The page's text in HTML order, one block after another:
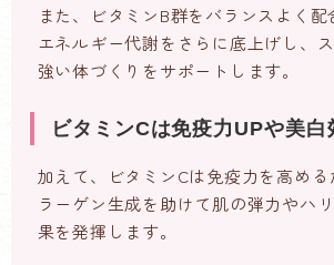
また、ビタミンB群をバランスよく配
エネルギー代謝をさらに底上げし、
強い体づくりをサポートします。
ビタミンCは免疫力UPや美白
加えて、ビタミンCは免疫力を高める
ラーゲン生成を助けて肌の弾力やハ
果を発揮します。